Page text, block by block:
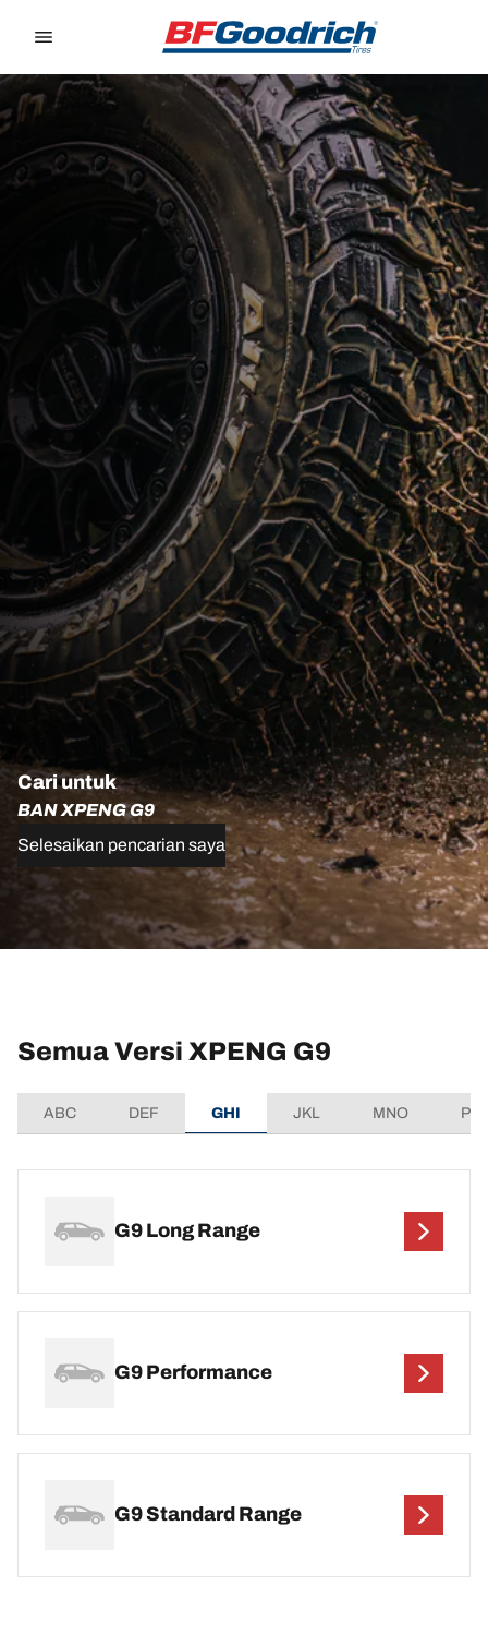
Cari untuk
BAN XPENG G9
Selesaikan pencarian saya
Semua Versi XPENG G9
ABC DEF GHI JKL MNO
G9 Long Range
G9 Performance
G9 Standard Range